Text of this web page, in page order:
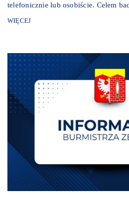
telefonicznie lub osobiście. Celem
WIĘCEJ